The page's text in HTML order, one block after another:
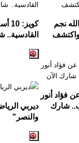
نجم
كويز: 10
القادسية..
فؤاد أنور
شارك
ديربي
والنصر "